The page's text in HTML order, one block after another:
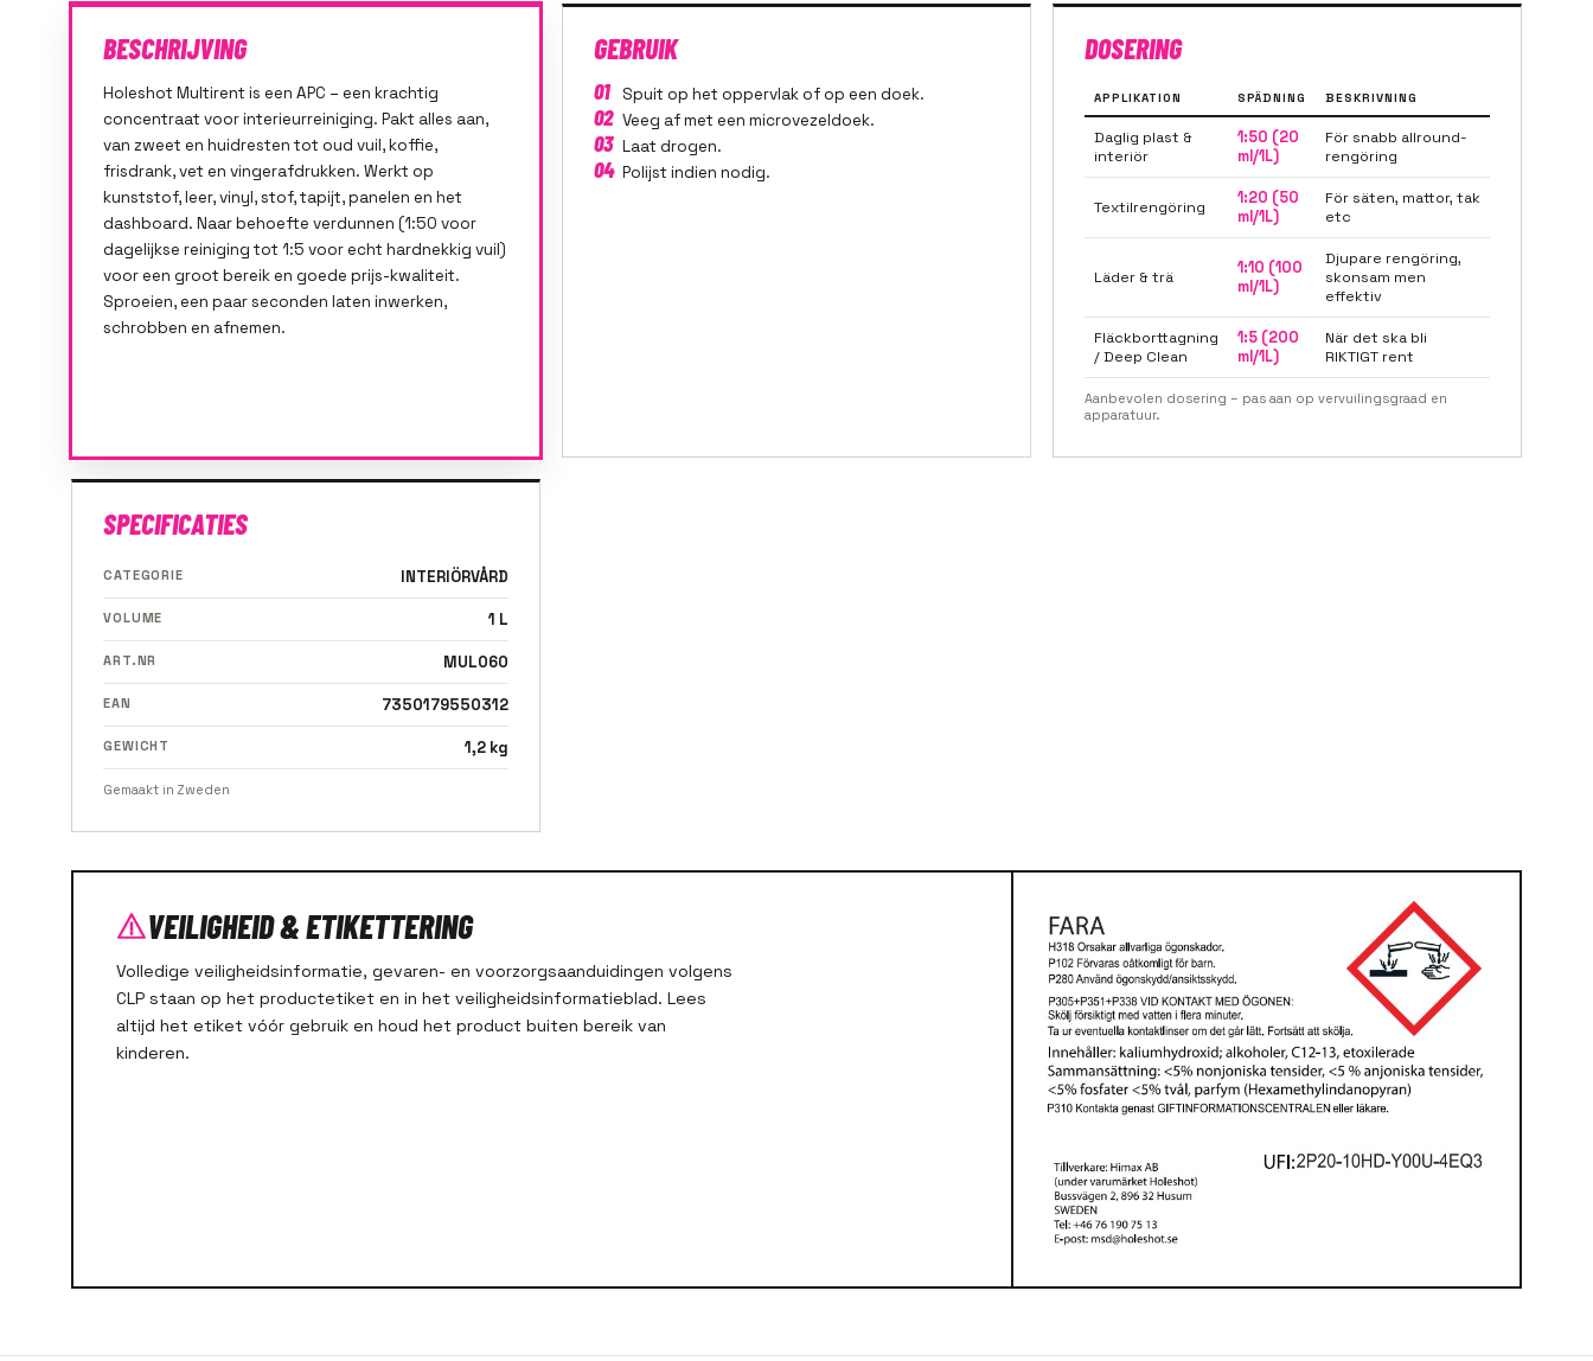
BESCHRIJVING
Holeshot Multirent is een APC – een krachtig
concentraat voor interieurreiniging. Pakt alles aan,
van zweet en huidresten tot oud vuil, koffie,
frisdrank, vet en vingerafdrukken. Werkt op
kunststof, leer, vinyl, stof, tapijt, panelen en het
dashboard. Naar behoefte verdunnen (1:50 voor
dagelijkse reiniging tot 1:5 voor echt hardnekkig vuil)
voor een groot bereik en goede prijs-kwaliteit.
Sproeien, een paar seconden laten inwerken,
schrobben en afnemen.
GEBRUIK
01 Spuit op het oppervlak of op een doek.
02 Veeg af met een microvezeldoek.
03 Laat drogen.
04 Polijst indien nodig.
DOSERING
APPLIKATION SPÄDNING BESKRIVNING
Daglig plast &
interiör
1:50 (20
ml/1L)
För snabb allround-
rengöring
Textilrengöring
1:20 (50
ml/1L)
För säten, mattor, tak
etc
Läder & trä
1:10 (100
ml/1L)
Djupare rengöring,
skonsam men
effektiv
Fläckborttagning
/ Deep Clean
1:5 (200
ml/1L)
När det ska bli
RIKTIGT rent
Aanbevolen dosering – pas aan op vervuilingsgraad en
apparatuur.
SPECIFICATIES
CATEGORIE INTERIÖRVÅRD
VOLUME 1 L
ART.NR MUL060
EAN 7350179550312
GEWICHT 1,2 kg
Gemaakt in Zweden
VEILIGHEID & ETIKETTERING
Volledige veiligheidsinformatie, gevaren- en voorzorgsaanduidingen volgens
CLP staan op het productetiket en in het veiligheidsinformatieblad. Lees
altijd het etiket vóór gebruik en houd het product buiten bereik van
kinderen.